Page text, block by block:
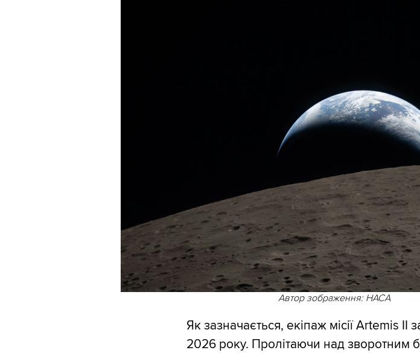
Автор зображення: НАСА
Як зазначається, екіпаж місії Artemis II
2026 року. Пролітаючи над зворотним